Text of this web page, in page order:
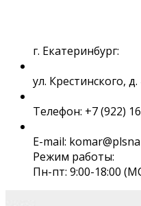
г. Екатеринбург:
ул. Крестинского,
Телефон: +7 (922)
E-mail:
Режим работы:
Пн-пт: 9:00-18:00